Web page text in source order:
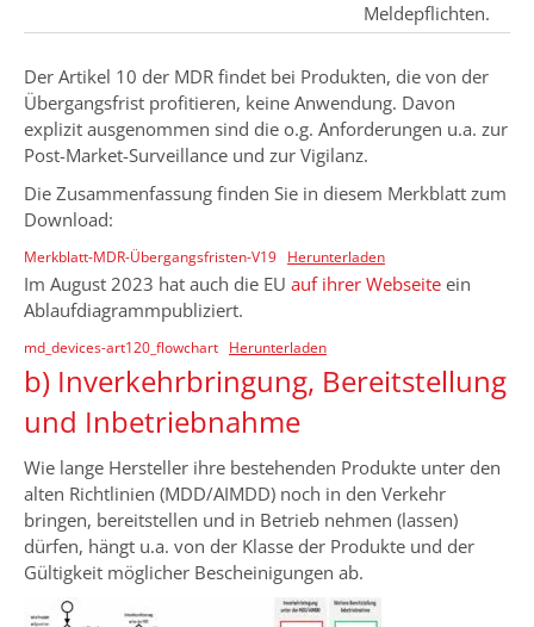
Meldepflichten.
Der Artikel 10 der MDR findet bei Produkten, die von der
Übergangsfrist profitieren, keine Anwendung. Davon
explizit ausgenommen sind die o.g. Anforderungen u.a. zur
Post-Market-Surveillance und zur Vigilanz.
Die Zusammenfassung finden Sie in diesem Merkblatt zum
Download:
Merkblatt-MDR-Übergangsfristen-V19 Herunterladen
Im August 2023 hat auch die EU auf ihrer Webseite ein
Ablaufdiagrammpubliziert.
md_devices-art120_flowchart Herunterladen
b) Inverkehrbringung, Bereitstellung
und Inbetriebnahme
Wie lange Hersteller ihre bestehenden Produkte unter den
alten Richtlinien (MDD/AIMDD) noch in den Verkehr
bringen, bereitstellen und in Betrieb nehmen (lassen)
dürfen, hängt u.a. von der Klasse der Produkte und der
Gültigkeit möglicher Bescheinigungen ab.